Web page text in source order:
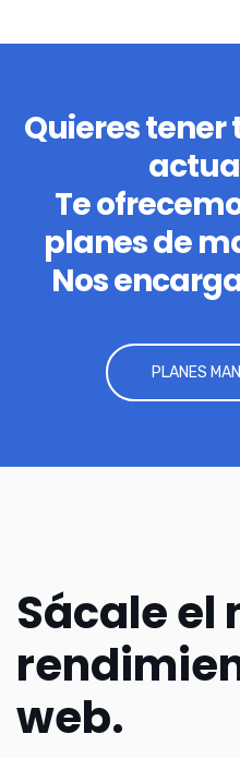
Quieres
Te
planes de
Nos
PLANES
Sácale el
web.